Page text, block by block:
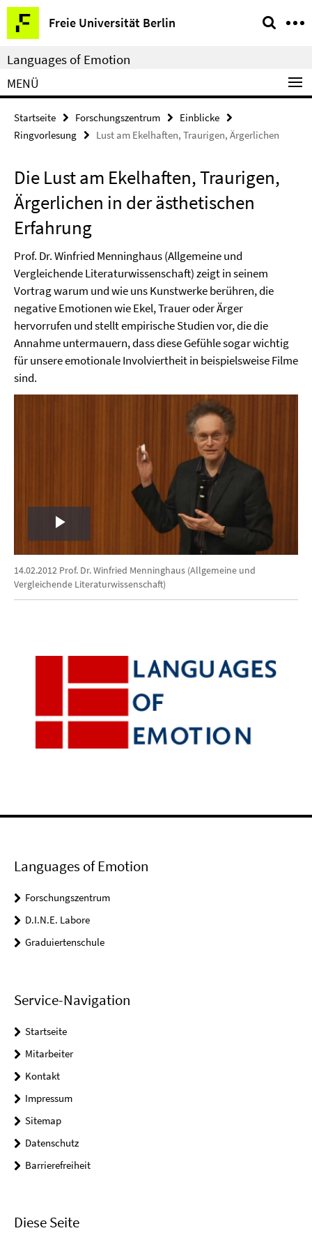
Springe
direkt
zu
Inhalt
Freie Universität Berlin
Service-
Navigation
Languages of Emotion
MENÜ
Startseite Forschungszentrum
Einblicke
Ringvorlesung
Lust am Ekelhaften, Traurigen, Ärgerlichen
Die Lust am Ekelhaften, Traurigen,
Ärgerlichen in der ästhetischen
Erfahrung
Prof. Dr. Winfried Menninghaus (Allgemeine und
Vergleichende Literaturwissenschaft) zeigt in seinem
Vortrag warum und wie uns Kunstwerke berühren, die
negative Emotionen wie Ekel, Trauer oder Ärger
hervorrufen und stellt empirische Studien vor, die die
Annahme untermauern, dass diese Gefühle sogar wichtig
für unsere emotionale Involviertheit in beispielsweise Filme
sind.
Play
Video
14.02.2012 Prof. Dr. Winfried Menninghaus (Allgemeine und
Vergleichende Literaturwissenschaft)
Languages of Emotion
Forschungszentrum
D.I.N.E. Labore
Graduiertenschule
Service-Navigation
Startseite
Mitarbeiter
Kontakt
Impressum
Sitemap
Datenschutz
Barrierefreiheit
Diese Seite